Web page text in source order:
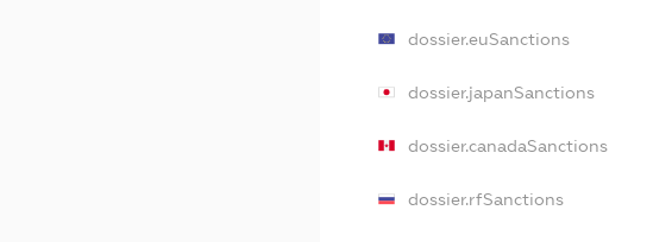
dossier.euSanctions
dossier.japanSanctions
dossier.canadaSanctions
dossier.rfSanctions